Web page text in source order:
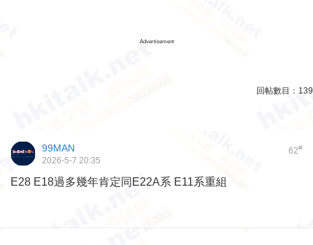
Advertisement
回帖數目： 139
62#
99MAN
2026-5-7 20:35
E28 E18過多幾年肯定同E22A系 E11系重組